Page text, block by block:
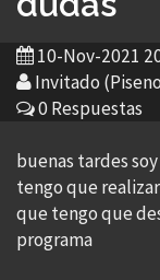
10-Nov-2021
Invitado
0 Respuestas
buenas tardes
tengo que
que tengo que
programa